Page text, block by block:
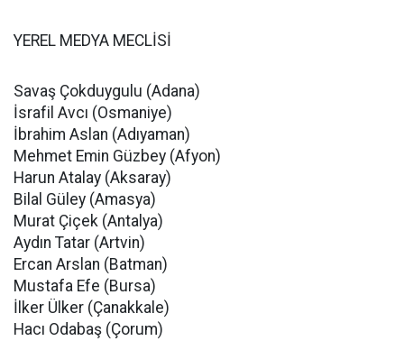
YEREL MEDYA MECLİSİ
Savaş Çokduygulu (Adana)
İsrafil Avcı (Osmaniye)
İbrahim Aslan (Adıyaman)
Mehmet Emin Güzbey (Afyon)
Harun Atalay (Aksaray)
Bilal Güley (Amasya)
Murat Çiçek (Antalya)
Aydın Tatar (Artvin)
Ercan Arslan (Batman)
Mustafa Efe (Bursa)
İlker Ülker (Çanakkale)
Hacı Odabaş (Çorum)